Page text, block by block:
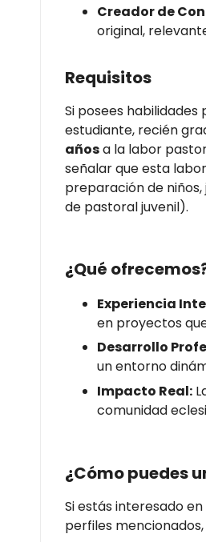
Creador de
original,
Requisitos
Si posees
estudiante, recién
añosa la labor
señalar que esta
preparación de
de pastoral juvenil).
¿Qué
Experiencia
en proyectos
Desarrollo
un entorno
Impacto Real:
comunidad
¿Cómo puedes
Si estás interesado
perfiles